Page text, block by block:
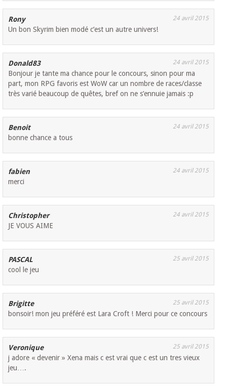
Rony 24 avril 2015
Un bon Skyrim bien modé c’est un autre univers!
Donald83 24 avril 2015
Bonjour je tante ma chance pour le concours, sinon pour ma
part, mon RPG favoris est WoW car un nombre de races/classe
très varié beaucoup de quêtes, bref on ne s’ennuie jamais :p
Benoit 24 avril 2015
bonne chance a tous
fabien 24 avril 2015
merci
Christopher 24 avril 2015
JE VOUS AIME
PASCAL 25 avril 2015
cool le jeu
Brigitte 25 avril 2015
bonsoir! mon jeu préféré est Lara Croft ! Merci pour ce concours
Veronique 25 avril 2015
j adore « devenir » Xena mais c est vrai que c est un tres vieux
jeu….